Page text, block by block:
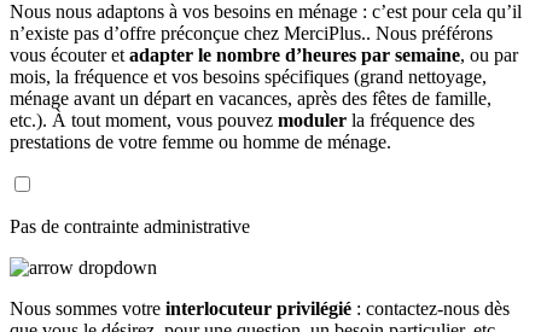
Nous nous adaptons à vos besoins en ménage : c’est pour cela qu’il
n’existe pas d’offre préconçue chez MerciPlus.. Nous préférons
vous écouter et adapter le nombre d’heures par semaine, ou par
mois, la fréquence et vos besoins spécifiques (grand nettoyage,
ménage avant un départ en vacances, après des fêtes de famille,
etc.). À tout moment, vous pouvez moduler la fréquence des
prestations de votre femme ou homme de ménage.
Pas de contrainte administrative
Nous sommes votre interlocuteur privilégié : contactez-nous dès